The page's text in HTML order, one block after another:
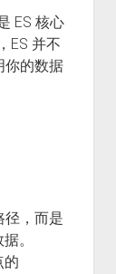
ES 核心
ES 并不
你的数据
径，而是
。
的